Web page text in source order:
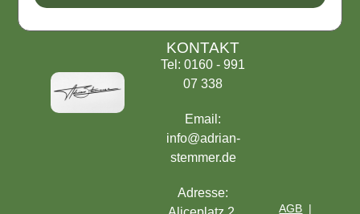
KONTAKT
Tel: 0160 - 991
07 338
Email:
info@adrian-
stemmer.de
Adresse:
AGB |